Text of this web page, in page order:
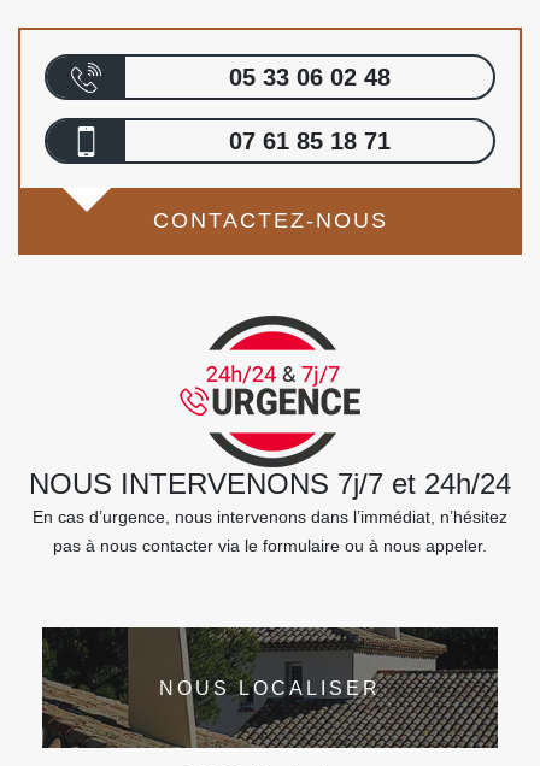
05 33 06 02 48
07 61 85 18 71
CONTACTEZ-NOUS
NOUS INTERVENONS 7j/7 et 24h/24
En cas d’urgence, nous intervenons dans l’immédiat, n’hésitez
pas à nous contacter via le formulaire ou à nous appeler.
NOUS LOCALISER